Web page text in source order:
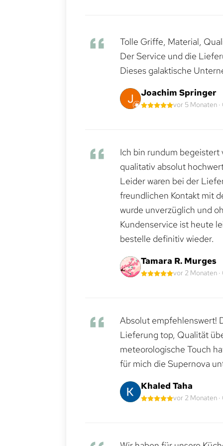
Tolle Griffe, Material,
Der Service und die
Dieses galaktische
Joachim Springer
vor 5 Monaten
Ich bin rundum
qualitativ absolut
Leider waren bei der
freundlichen Kontakt mit
wurde unverzüglich und
Kundenservice ist heute
bestelle definitiv wieder.
Tamara R. Murges
vor 2 Monaten
Absolut empfehlenswert!
Lieferung top, Qualität
meteorologische Touch
für mich die Supernova
Khaled Taha
vor 2 Monaten